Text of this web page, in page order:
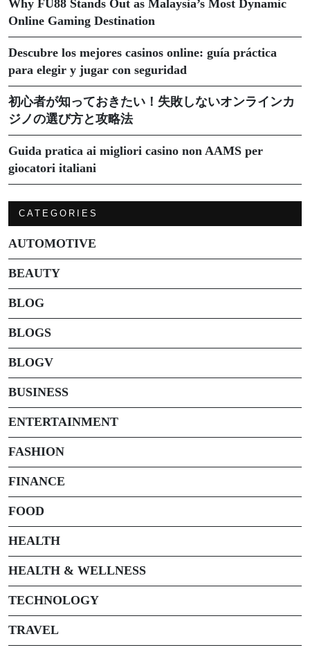
Why FU88 Stands Out as Malaysia’s Most Dynamic
Online Gaming Destination
Descubre los mejores casinos online: guía práctica
para elegir y jugar con seguridad
初心者が知っておきたい！失敗しないオンラインカ
ジノの選び方と攻略法
Guida pratica ai migliori casino non AAMS per
giocatori italiani
CATEGORIES
AUTOMOTIVE
BEAUTY
BLOG
BLOGS
BLOGV
BUSINESS
ENTERTAINMENT
FASHION
FINANCE
FOOD
HEALTH
HEALTH & WELLNESS
TECHNOLOGY
TRAVEL